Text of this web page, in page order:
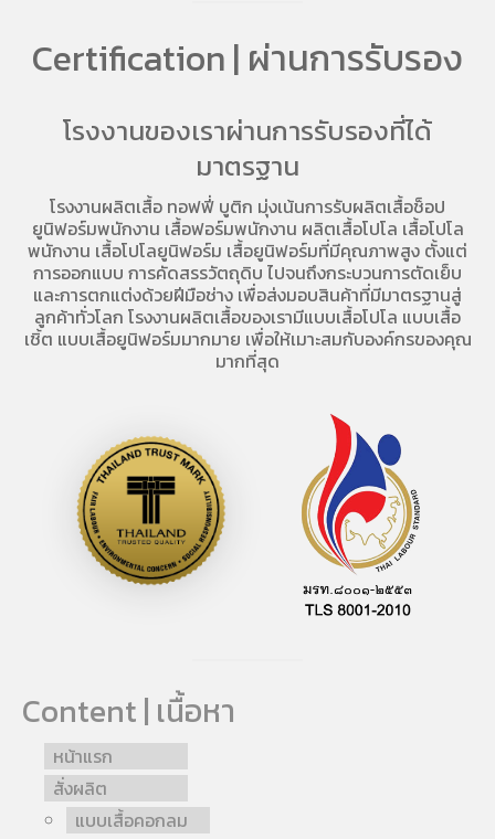
Certification | ผ่านการรับรอง
โรงงานของเราผ่านการรับรองที่ได้
มาตรฐาน
โรงงานผลิตเสื้อ ทอฟฟี่ บูติก มุ่งเน้นการรับผลิตเสื้อช็อป
ยูนิฟอร์มพนักงาน เสื้อฟอร์มพนักงาน ผลิตเสื้อโปโล เสื้อโปโล
พนักงาน เสื้อโปโลยูนิฟอร์ม เสื้อยูนิฟอร์มที่มีคุณภาพสูง ตั้งแต่
การออกแบบ การคัดสรรวัตถุดิบ ไปจนถึงกระบวนการตัดเย็บ
และการตกแต่งด้วยฝีมือช่าง เพื่อส่งมอบสินค้าที่มีมาตรฐานสู่
ลูกค้าทั่วโลก โรงงานผลิตเสื้อของเรามีแบบเสื้อโปโล แบบเสื้อ
เชิ้ต แบบเสื้อยูนิฟอร์มมากมาย เพื่อให้เมาะสมกับองค์กรของคุณ
มากที่สุด
Content | เนื้อหา
หน้าแรก
สั่งผลิต
แบบเสื้อคอกลม